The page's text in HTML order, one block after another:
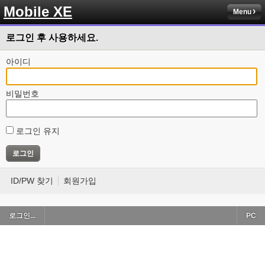
Mobile XE Menu
로그인 후 사용하세요.
아이디
비밀번호
로그인 유지
ID/PW 찾기 회원가입
로그인... PC